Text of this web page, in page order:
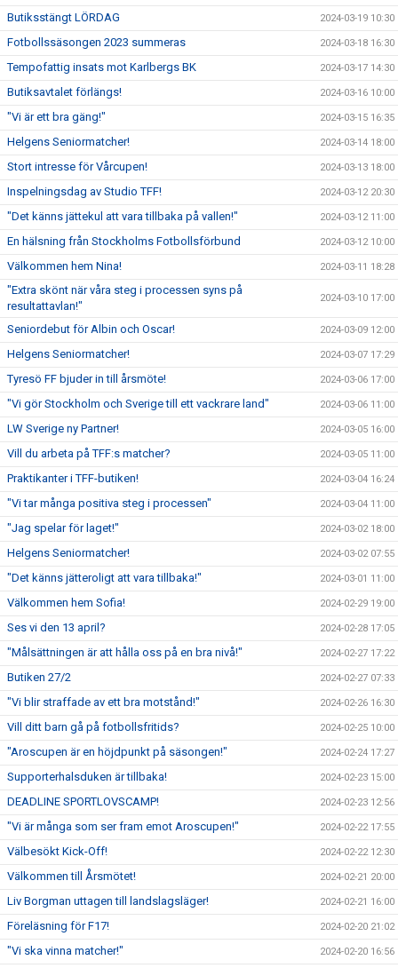
Butiksstängt LÖRDAG
2024-03-19 10:30
Fotbollssäsongen 2023 summeras 2024-03-18 16:30
Tempofattig insats mot Karlbergs BK 2024-03-17 14:30
Butiksavtalet förlängs! 2024-03-16 10:00
"Vi är ett bra gäng!" 2024-03-15 16:35
Helgens Seniormatcher! 2024-03-14 18:00
Stort intresse för Vårcupen! 2024-03-13 18:00
Inspelningsdag av Studio TFF! 2024-03-12 20:30
"Det känns jättekul att vara tillbaka på vallen!" 2024-03-12 11:00
En hälsning från Stockholms Fotbollsförbund 2024-03-12 10:00
Välkommen hem Nina! 2024-03-11 18:28
"Extra skönt när våra steg i processen syns på
resultattavlan!"
2024-03-10 17:00
Seniordebut för Albin och Oscar! 2024-03-09 12:00
Helgens Seniormatcher! 2024-03-07 17:29
Tyresö FF bjuder in till årsmöte! 2024-03-06 17:00
"Vi gör Stockholm och Sverige till ett vackrare land" 2024-03-06 11:00
LW Sverige ny Partner! 2024-03-05 16:00
Vill du arbeta på TFF:s matcher? 2024-03-05 11:00
Praktikanter i TFF-butiken! 2024-03-04 16:24
"Vi tar många positiva steg i processen" 2024-03-04 11:00
"Jag spelar för laget!" 2024-03-02 18:00
Helgens Seniormatcher! 2024-03-02 07:55
"Det känns jätteroligt att vara tillbaka!" 2024-03-01 11:00
Välkommen hem Sofia! 2024-02-29 19:00
Ses vi den 13 april? 2024-02-28 17:05
"Målsättningen är att hålla oss på en bra nivå!" 2024-02-27 17:22
Butiken 27/2 2024-02-27 07:33
"Vi blir straffade av ett bra motstånd!" 2024-02-26 16:30
Vill ditt barn gå på fotbollsfritids? 2024-02-25 10:00
"Aroscupen är en höjdpunkt på säsongen!" 2024-02-24 17:27
Supporterhalsduken är tillbaka! 2024-02-23 15:00
DEADLINE SPORTLOVSCAMP! 2024-02-23 12:56
"Vi är många som ser fram emot Aroscupen!" 2024-02-22 17:55
Välbesökt Kick-Off! 2024-02-22 12:30
Välkommen till Årsmötet! 2024-02-21 20:00
Liv Borgman uttagen till landslagsläger! 2024-02-21 16:00
Föreläsning för F17! 2024-02-20 21:02
"Vi ska vinna matcher!" 2024-02-20 16:56